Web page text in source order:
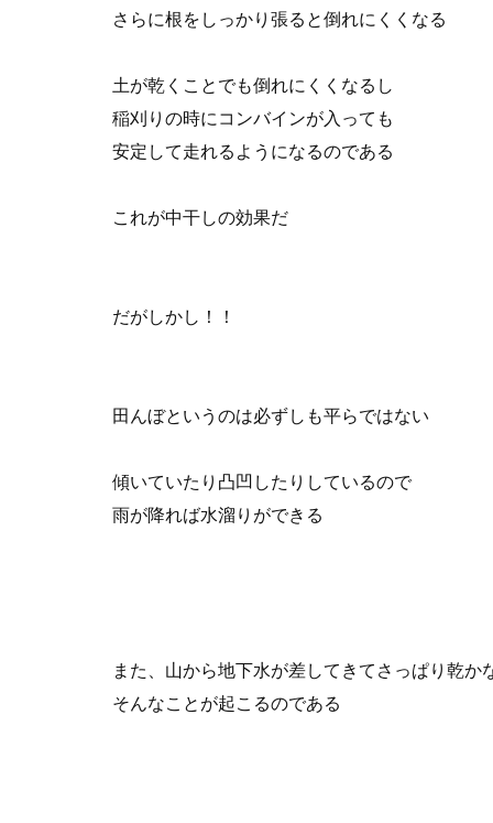
さらに根をしっかり張ると倒れにくくなる
土が乾くことでも倒れにくくなるし
稲刈りの時にコンバインが入っても
安定して走れるようになるのである
これが中干しの効果だ
だがしかし！！
田んぼというのは必ずしも平らではない
傾いていたり凸凹したりしているので
雨が降れば水溜りができる
また、山から地下水が差してきてさっぱり乾か
そんなことが起こるのである